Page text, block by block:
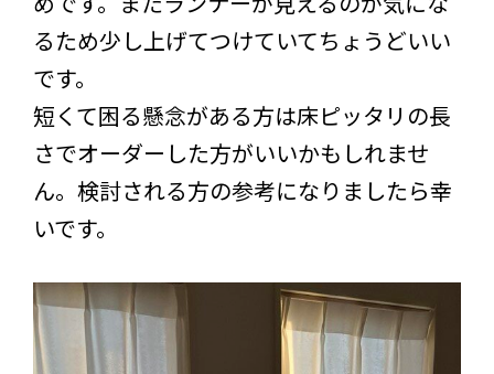
るため少し上げてつけていてちょうどいい
です。
短くて困る懸念がある方は床ピッタリの長
さでオーダーした方がいいかもしれませ
ん。検討される方の参考になりましたら幸
いです。